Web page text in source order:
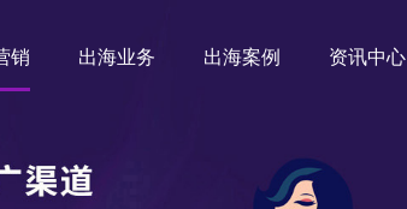
销 出海业务 出海案例 资讯中心